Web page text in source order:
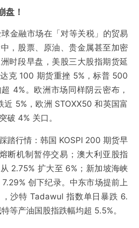
盘！
金融市场在「对等关税」的贸易
，股票、原油、贵金属甚至加密
时段早盘，美股三大股指期货延
克 100 期货重挫 5%，标普 500
4%。欧洲市场同样阴云密布，
近 5%，欧洲 STOXX50 和英国富
破 4% 关口。
踏行情：韩国 KOSPI 200 期货早
断机制暂停交易；澳大利亚股指
2.75% 扩大至 6%；新加坡海峡
创下纪录。中东市场提前上
沙特 Tadawul 指数单日暴跌 6.
等产油国股指跌幅均超 5.5%。